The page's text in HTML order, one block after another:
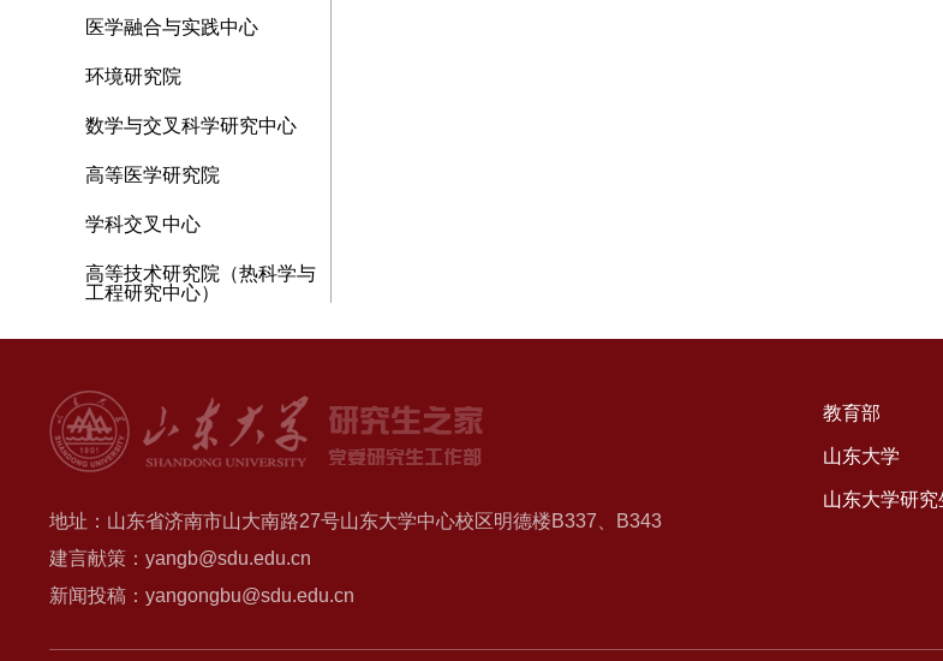
医学融合与实践中心
环境研究院
数学与交叉科学研究中心
高等医学研究院
学科交叉中心
高等技术研究院（热科学与
工程研究中心）
地址：山东省济南市山大南路27号山东大学中心校区明德楼B337、B343
建言献策：yangb@sdu.edu.cn
新闻投稿：yangongbu@sdu.edu.cn
教育部
山东大学
山东大学研究